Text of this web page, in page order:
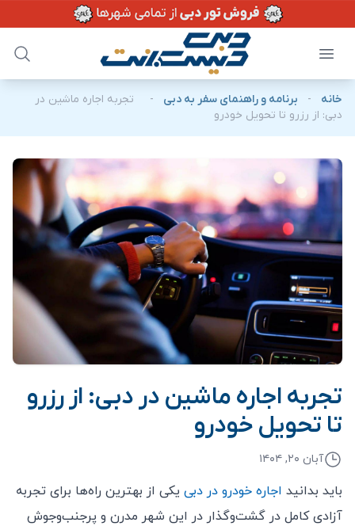
خانه - برنامه و راهنمای سفر به دبی -
تجربه اجاره ماشین در
دبی: از رزرو تا تحویل خودرو
تجربه اجاره ماشین در دبی: از رزرو
تا تحویل خودرو
آبان ۲۰, ۱۴۰۴
باید بدانید اجاره خودرو در دبی یکی از بهترین راه‌ها برای تجربه
آزادی کامل در گشت‌وگذار در این شهر مدرن و پرجنب‌وجوش